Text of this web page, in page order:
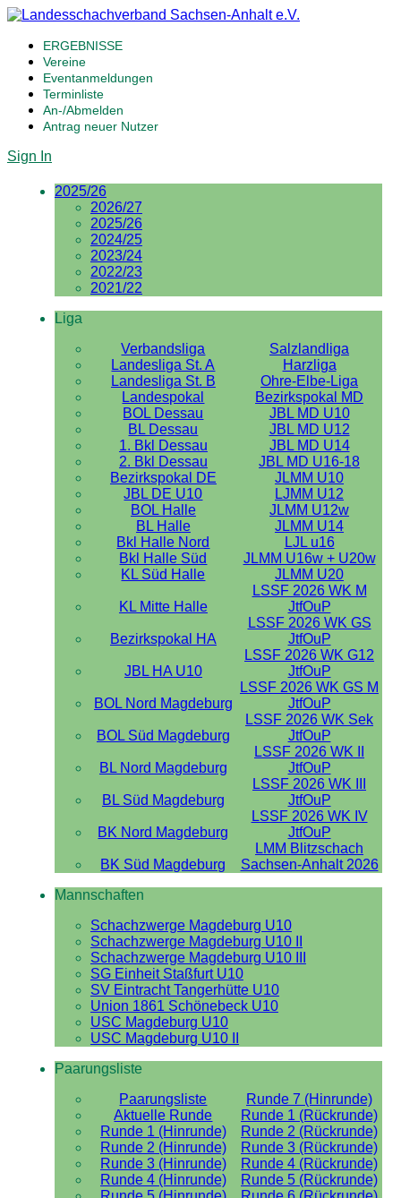
ERGEBNISSE
Vereine
Eventanmeldungen
Terminliste
An-/Abmelden
Antrag neuer Nutzer
Sign In
2025/26
2026/27
2025/26
2024/25
2023/24
2022/23
2021/22
Liga
Verbandsliga
Salzlandliga
Landesliga St. A
Harzliga
Landesliga St. B
Ohre-Elbe-Liga
Landespokal
Bezirkspokal MD
BOL Dessau
JBL MD U10
BL Dessau
JBL MD U12
1. Bkl Dessau
JBL MD U14
2. Bkl Dessau
JBL MD U16-18
Bezirkspokal DE
JLMM U10
JBL DE U10
LJMM U12
BOL Halle
JLMM U12w
BL Halle
JLMM U14
Bkl Halle Nord
LJL u16
Bkl Halle Süd
JLMM U16w + U20w
KL Süd Halle
JLMM U20
KL Mitte Halle
LSSF 2026 WK M
JtfOuP
Bezirkspokal HA
LSSF 2026 WK GS
JtfOuP
JBL HA U10
LSSF 2026 WK G12
JtfOuP
BOL Nord Magdeburg
LSSF 2026 WK GS M
JtfOuP
BOL Süd Magdeburg
LSSF 2026 WK Sek
JtfOuP
BL Nord Magdeburg
LSSF 2026 WK II
JtfOuP
BL Süd Magdeburg
LSSF 2026 WK III
JtfOuP
BK Nord Magdeburg
LSSF 2026 WK IV
JtfOuP
BK Süd Magdeburg
LMM Blitzschach
Sachsen-Anhalt 2026
Mannschaften
Schachzwerge Magdeburg U10
Schachzwerge Magdeburg U10 II
Schachzwerge Magdeburg U10 III
SG Einheit Staßfurt U10
SV Eintracht Tangerhütte U10
Union 1861 Schönebeck U10
USC Magdeburg U10
USC Magdeburg U10 II
Paarungsliste
Paarungsliste
Runde 7 (Hinrunde)
Aktuelle Runde
Runde 1 (Rückrunde)
Runde 1 (Hinrunde)
Runde 2 (Rückrunde)
Runde 2 (Hinrunde)
Runde 3 (Rückrunde)
Runde 3 (Hinrunde)
Runde 4 (Rückrunde)
Runde 4 (Hinrunde)
Runde 5 (Rückrunde)